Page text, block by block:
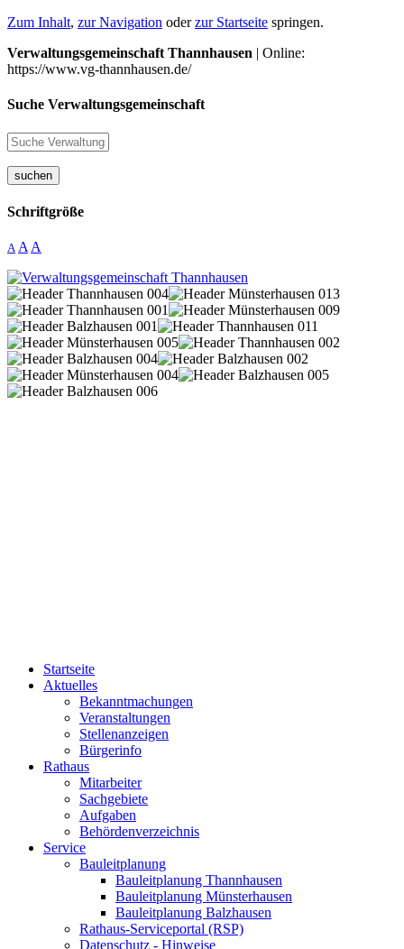
Zum Inhalt, zur Navigation oderzur Startseite springen.
Verwaltungsgemeinschaft Thannhausen | Online:
https://www.vg-thannhausen.de/
Suche Verwaltungsgemeinschaft
suchen
Schriftgröße
A A A
Startseite
Aktuelles
Bekanntmachungen
Veranstaltungen
Stellenanzeigen
Bürgerinfo
Rathaus
Mitarbeiter
Sachgebiete
Aufgaben
Behördenverzeichnis
Service
Bauleitplanung
Bauleitplanung Thannhausen
Bauleitplanung Münsterhausen
Bauleitplanung Balzhausen
Rathaus-Serviceportal (RSP)
Datenschutz - Hinweise